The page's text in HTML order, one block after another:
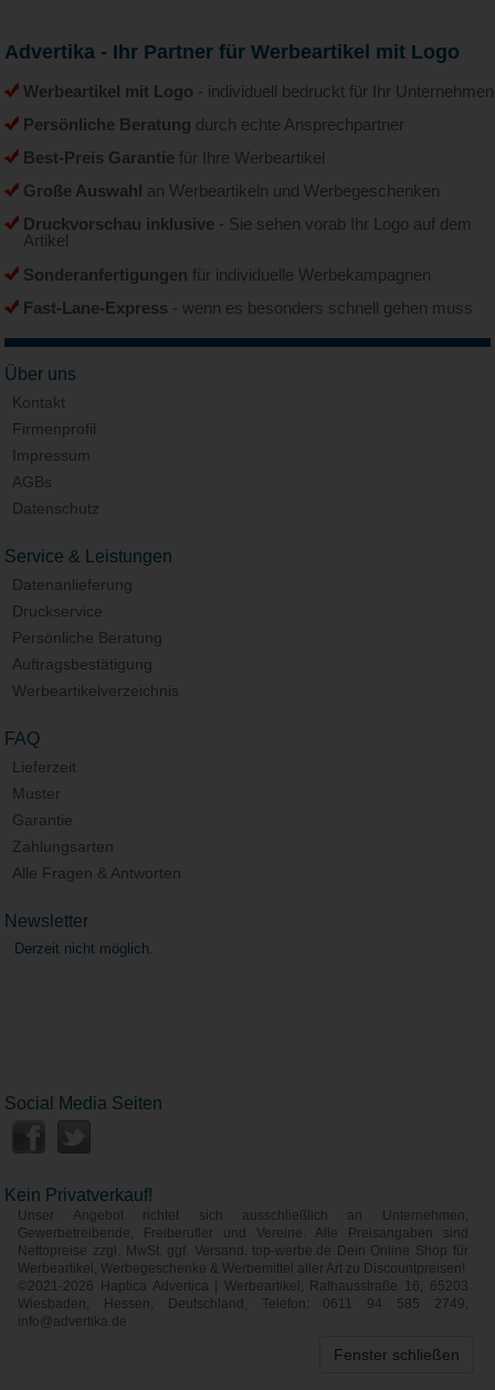
Advertika - Ihr Partner für Werbeartikel mit Logo
Werbeartikel mit Logo - individuell bedruckt für Ihr Unternehmen
Persönliche Beratung durch echte Ansprechpartner
Best-Preis Garantie für Ihre Werbeartikel
Große Auswahl an Werbeartikeln und Werbegeschenken
Druckvorschau inklusive - Sie sehen vorab Ihr Logo auf dem
Artikel
Sonderanfertigungen für individuelle Werbekampagnen
Fast-Lane-Express - wenn es besonders schnell gehen muss
Über uns
Kontakt
Firmenprofil
Impressum
AGBs
Datenschutz
Service & Leistungen
Datenanlieferung
Druckservice
Persönliche Beratung
Auftragsbestätigung
Werbeartikelverzeichnis
FAQ
Lieferzeit
Muster
Garantie
Zahlungsarten
Alle Fragen & Antworten
Newsletter
Derzeit nicht möglich.
Social Media Seiten
Kein Privatverkauf!
Unser Angebot richtet sich ausschließlich an Unternehmen,
Gewerbetreibende, Freiberufler und Vereine. Alle Preisangaben sind
Nettopreise zzgl. MwSt. ggf. Versand. top-werbe.de Dein Online Shop für
Werbeartikel, Werbegeschenke & Werbemittel aller Art zu Discountpreisen!
©2021-2026 Haptica Advertica | Werbeartikel, Rathausstraße 16, 65203
Wiesbaden, Hessen, Deutschland, Telefon: 0611 94 585 2749,
info@advertika.de
Fenster schließen